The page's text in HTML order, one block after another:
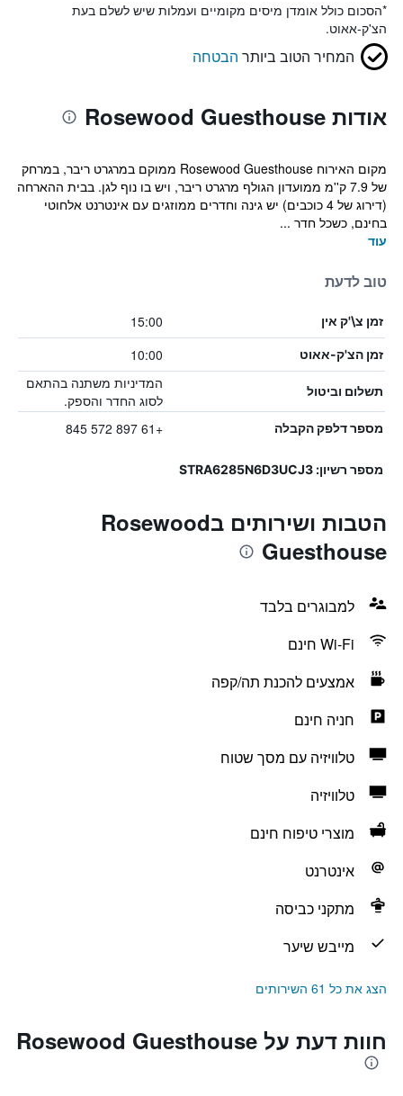
*הסכום כולל אומדן מיסים מקומיים ועמלות שיש לשלם בעת
הצ'ק-אאוט.
המחיר הטוב ביותר הבטחה
אודות Rosewood Guesthouse
מקום האירוח Rosewood Guesthouse ממוקם במרגרט ריבר, במרחק
של 7.9 ק''מ ממועדון הגולף מרגרט ריבר, ויש בו נוף לגן. בבית ההארחה
(דירוג של 4 כוכבים) יש גינה וחדרים ממוזגים עם אינטרנט אלחוטי
בחינם, כשכל חדר ...
עוד
טוב לדעת
זמן צ\'ק אין 15:00
זמן הצ'ק-אאוט 10:00
תשלום וביטול
המדיניות משתנה בהתאם
לסוג החדר והספק.
מספר דלפק הקבלה +61 897 572 845
מספר רשיון: STRA6285N6D3UCJ3
הטבות ושירותים בRosewood
Guesthouse
למבוגרים בלבד
Wi-Fi חינם
אמצעים להכנת תה/קפה
חניה חינם
טלוויזיה עם מסך שטוח
טלוויזיה
מוצרי טיפוח חינם
אינטרנט
מתקני כביסה
מייבש שיער
הצג את כל 61 השירותים
חוות דעת על Rosewood Guesthouse